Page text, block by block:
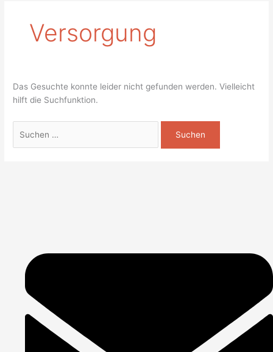
Versorgung
Das Gesuchte konnte leider nicht gefunden werden. Vielleicht
hilft die Suchfunktion.